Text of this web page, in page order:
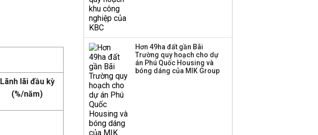
Lãnh lãi đầu kỳ
(%/năm)
Hơn 49ha đất gần Bãi
Trường quy hoạch cho dự
án Phú Quốc Housing và
bóng dáng của MIK Group